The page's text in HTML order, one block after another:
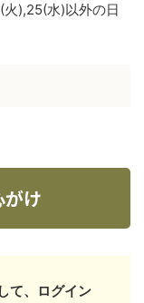
),25(水)以外の日
け
て、ログイン